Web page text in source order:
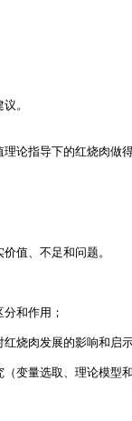
。
论指导下的红烧肉做
值、不足和问题。
和作用；
烧肉发展的影响和启
变量选取、理论模型